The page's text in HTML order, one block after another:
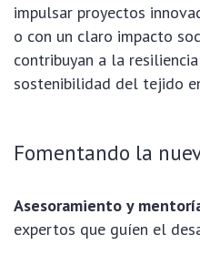
impulsar proyectos
o con un claro impacto
contribuyan a la
sostenibilidad del tejido
Fomentando la
Asesoramiento y
expertos que guíen el